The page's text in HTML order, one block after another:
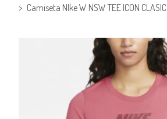
Camiseta NIke W NSW TEE ICON CLASIC